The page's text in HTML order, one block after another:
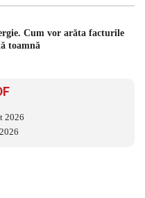
Cum vor arăta facturile
toamnă